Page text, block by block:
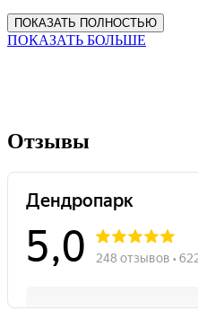
ПОКАЗАТЬ ПОЛНОСТЬЮ
ПОКАЗАТЬ БОЛЬШЕ
Отзывы